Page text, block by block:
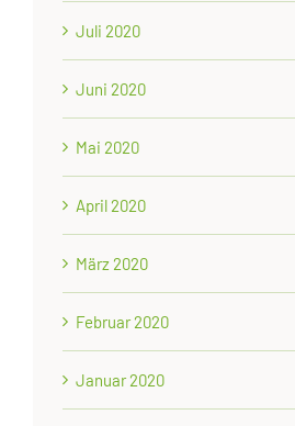
Juli 2020
Juni 2020
Mai 2020
April 2020
März 2020
Februar 2020
Januar 2020